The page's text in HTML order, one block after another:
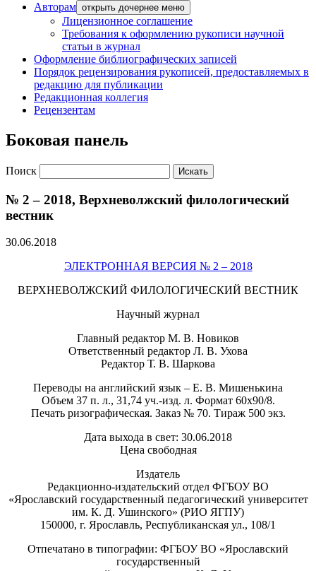
Авторам открыть дочернее меню
Лицензионное соглашение
Требования к оформлению рукописи научной
статьи в журнал
Оформление библиографических записей
Порядок рецензирования рукописей, предоставляемых в
редакцию для публикации
Редакционная коллегия
Рецензентам
Боковая панель
Поиск
№ 2 – 2018, Верхневолжский филологический
вестник
30.06.2018
ЭЛЕКТРОННАЯ ВЕРСИЯ № 2 – 2018
ВЕРХНЕВОЛЖСКИЙ ФИЛОЛОГИЧЕСКИЙ ВЕСТНИК
Научный журнал
Главный редактор М. В. Новиков
Ответственный редактор Л. В. Ухова
Редактор Т. В. Шаркова
Переводы на английский язык – Е. В. Мишенькина
Объем 37 п. л., 31,74 уч.-изд. л. Формат 60х90/8.
Печать ризографическая. Заказ № 70. Тираж 500 экз.
Дата выхода в свет: 30.06.2018
Цена свободная
Издатель
Редакционно-издательский отдел ФГБОУ ВО
«Ярославский государственный педагогический университет
им. К. Д. Ушинского» (РИО ЯГПУ)
150000, г. Ярославль, Республиканская ул., 108/1
Отпечатано в типографии: ФГБОУ ВО «Ярославский
государственный